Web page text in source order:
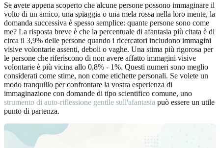
Se avete appena scoperto che alcune persone possono immaginare il
volto di un amico, una spiaggia o una mela rossa nella loro mente, la
domanda successiva è spesso semplice: quante persone sono come
me? La risposta breve è che la percentuale di afantasia più citata è di
circa il 3,9% delle persone quando i ricercatori includono immagini
visive volontarie assenti, deboli o vaghe. Una stima più rigorosa per
le persone che riferiscono di non avere affatto immagini visive
volontarie è più vicina allo 0,8% - 1%. Questi numeri sono meglio
considerati come stime, non come etichette personali. Se volete un
modo tranquillo per confrontare la vostra esperienza di
immaginazione con domande di tipo scientifico comune, uno
strumento di auto-riflessione gentile sull'afantasia può essere un utile
punto di partenza.